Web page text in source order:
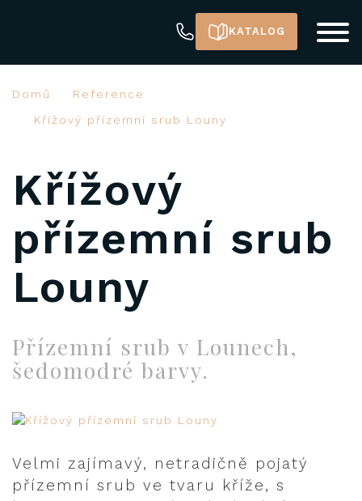
KATALOG
Domů
Reference
Křížový přízemní srub Louny
Křížový
přízemní srub
Louny
Přízemní srub v Lounech,
šedomodré barvy.
Velmi zajímavý, netradičně pojatý
přízemní srub ve tvaru kříže, s